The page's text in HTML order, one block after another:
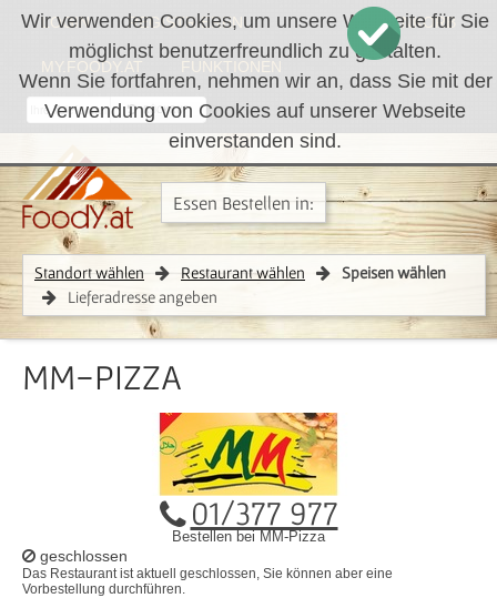
Wir verwenden Cookies, um unsere Webseite für Sie
möglichst benutzerfreundlich zu gestalten.
Wenn Sie fortfahren, nehmen wir an, dass Sie mit der
Verwendung von Cookies auf unserer Webseite
einverstanden sind.
LOGIN REGISTRIEREN WARENKORB
MY.FOODY.AT FUNKTIONEN
RÜCKRUF
Standort wählen Restaurant wählen
Speisen wählen
Lieferadresse angeben
Essen Bestellen in:
MM-PIZZA
01/377 977
Bestellen bei MM-Pizza
geschlossen
Das Restaurant ist aktuell geschlossen, Sie können aber eine
Vorbestellung durchführen.